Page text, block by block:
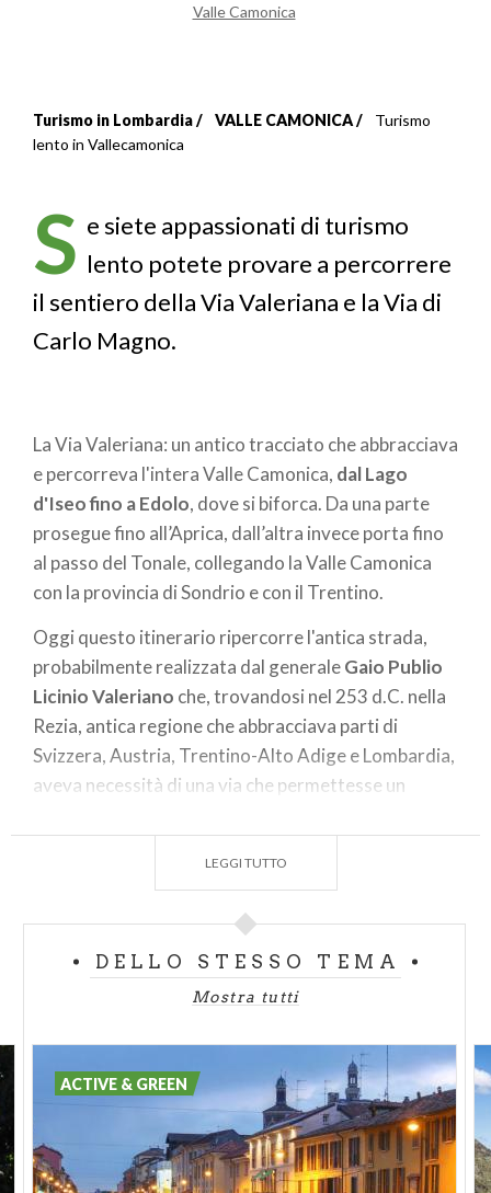
Valle Camonica
Briciole
pane
Turismo in Lombardia VALLE CAMONICA
Turismo
lento in Vallecamonica
S e siete appassionati di turismo
lento potete provare a percorrere
il sentiero della Via Valeriana e la Via di
Carlo Magno.
La Via Valeriana: un antico tracciato che abbracciava
e percorreva l'intera Valle Camonica, dal Lago
d'Iseo fino a Edolo, dove si biforca. Da una parte
prosegue fino all’Aprica, dall’altra invece porta fino
al passo del Tonale, collegando la Valle Camonica
con la provincia di Sondrio e con il Trentino.
Oggi questo itinerario ripercorre l'antica strada,
probabilmente realizzata dal generaleGaio Publio
Licinio Valeriano che, trovandosi nel 253 d.C. nella
Rezia, antica regione che abbracciava parti di
Svizzera, Austria, Trentino-Alto Adige e Lombardia,
aveva necessità di una via che permettesse un
Importante crocevia per le comunicazioni tra la
pianura padana e la Valle fino alla Rezia, non è però
menzionata nei documenti romani. Per questo,
eccetto il nome, mancano le evidenze archeologiche
che possano contribuire ad accertarne l’origine
strada risalga al periodo medioevale e che il suo
nome derivi da “Vallesiana”, cioè "strada di Valle".
Riutilizzata nei secoli, divenne nel Medioevo
un’importante via di commercio e di trasporto di
ferro e pietra estratti dalle montagne della Valle e,
LEGGI TUTTO
DELLO STESSO TEMA
Mostra tutti
ACTIVE & GREEN